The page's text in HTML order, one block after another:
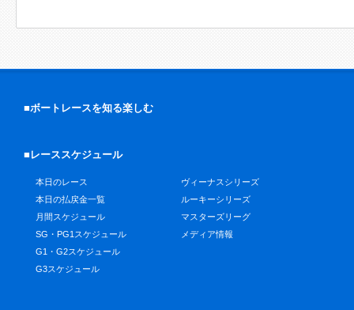
■ボートレースを知る楽しむ
■レーススケジュール
本日のレース
本日の払戻金一覧
月間スケジュール
SG・PG1スケジュール
G1・G2スケジュール
G3スケジュール
ヴィーナスシリーズ
ルーキーシリーズ
マスターズリーグ
メディア情報